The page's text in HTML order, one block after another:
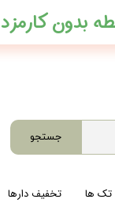
جستجو
تک ها تخفیف دارها